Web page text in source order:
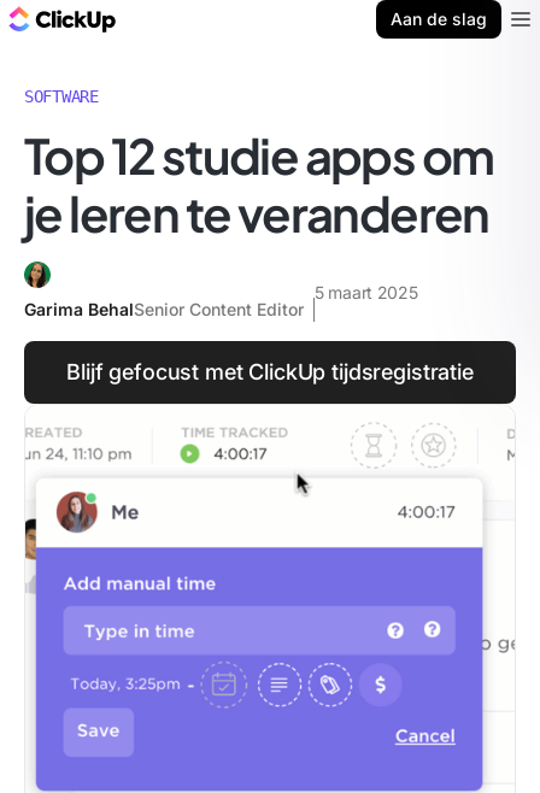
Aan de slag
SOFTWARE
Top 12 studie apps om
je leren te veranderen
Garima BehalSenior Content Editor
5 maart 2025
Blijf gefocust met ClickUp tijdsregistratie